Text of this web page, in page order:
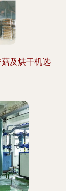
及烘干机选